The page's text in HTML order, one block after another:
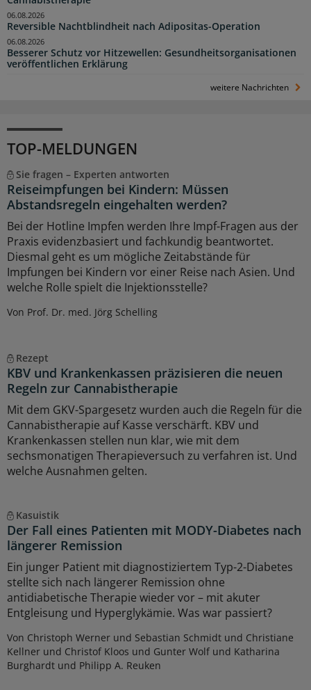
Reversible Nachtblindheit nach Adipositas-Operation
06.08.2026
Besserer Schutz vor Hitzewellen: Gesundheitsorganisationen
veröffentlichen Erklärung
06.08.2026
weitere Nachrichten
TOP-MELDUNGEN
Sie fragen – Experten antworten
Reiseimpfungen bei Kindern: Müssen
Abstandsregeln eingehalten werden?
Bei der Hotline Impfen werden Ihre Impf-Fragen aus der
Praxis evidenzbasiert und fachkundig beantwortet.
Diesmal geht es um mögliche Zeitabstände für
Impfungen bei Kindern vor einer Reise nach Asien. Und
welche Rolle spielt die Injektionsstelle?
Von Prof. Dr. med. Jörg Schelling
Rezept
KBV und Krankenkassen präzisieren die neuen
Regeln zur Cannabistherapie
Mit dem GKV-Spargesetz wurden auch die Regeln für die
Cannabistherapie auf Kasse verschärft. KBV und
Krankenkassen stellen nun klar, wie mit dem
sechsmonatigen Therapieversuch zu verfahren ist. Und
welche Ausnahmen gelten.
Kasuistik
Der Fall eines Patienten mit MODY-Diabetes nach
längerer Remission
Ein junger Patient mit diagnostiziertem Typ-2-Diabetes
stellte sich nach längerer Remission ohne
antidiabetische Therapie wieder vor – mit akuter
Entgleisung und Hyperglykämie. Was war passiert?
Von Christoph Werner und Sebastian Schmidt und Christiane
Kellner und Christof Kloos und Gunter Wolf und Katharina
Burghardt und Philipp A. Reuken